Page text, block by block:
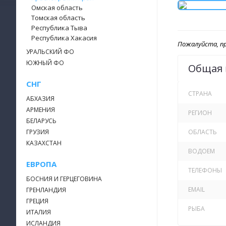
Омская область
Томская область
Республика Тыва
Республика Хакасия
УРАЛЬСКИЙ ФО
ЮЖНЫЙ ФО
СНГ
АБХАЗИЯ
АРМЕНИЯ
БЕЛАРУСЬ
ГРУЗИЯ
КАЗАХСТАН
ЕВРОПА
БОСНИЯ И ГЕРЦЕГОВИНА
ГРЕНЛАНДИЯ
ГРЕЦИЯ
ИТАЛИЯ
ИСЛАНДИЯ
Пожалуйста,
Общая
СТРАНА
РЕГИОН
ОБЛАСТЬ
ВОДОЕМ
ТЕЛЕФОНЫ
EMAIL
РЫБА